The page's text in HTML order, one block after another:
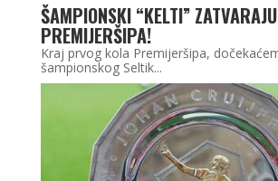
ŠAMPIONSKI “KELTI”
PREMIJERŠIPA!
Kraj prvog kola Premijeršipa,
šampionskog Seltik...